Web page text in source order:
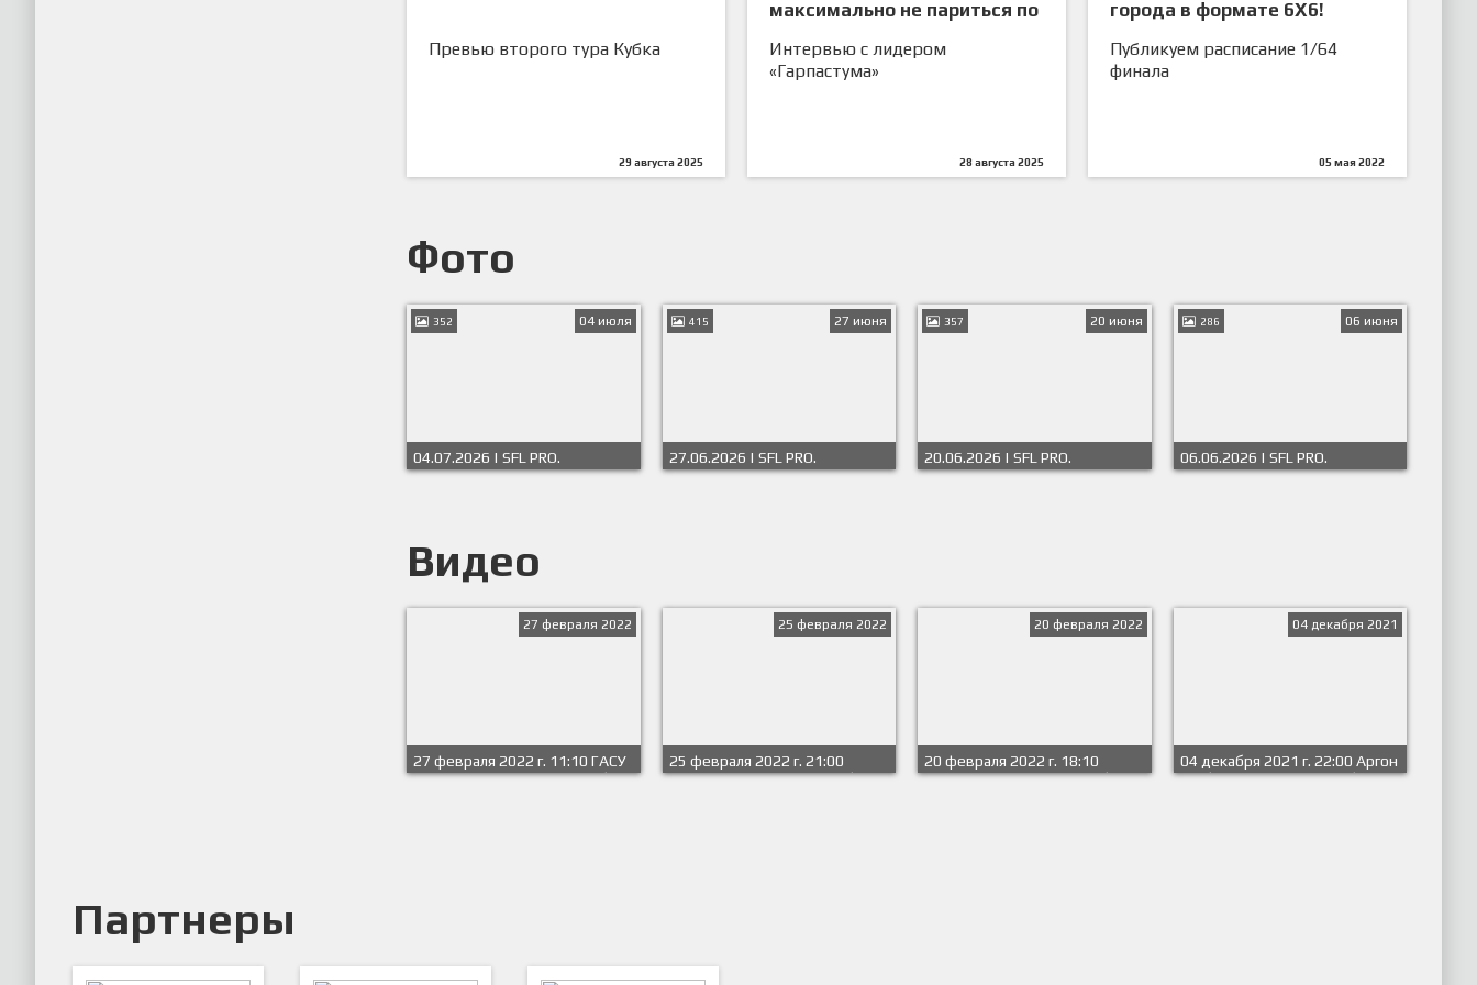
Превью второго тура Кубка
29 августа 2025
максимально не париться по
Интервью с лидером
«Гарпастума»
28 августа 2025
города в формате 6Х6!
Публикуем расписание 1/64
финала
05 мая 2022
Фото
04 июля
352
04.07.2026 | SFL PRO.
Чемпионат Весна-Лето 2026
27 июня
415
27.06.2026 | SFL PRO.
Чемпионат Весна-Лето 2026
20 июня
357
20.06.2026 | SFL PRO.
Чемпионат Весна-Лето 2026
06 июня
286
06.06.2026 | SFL PRO.
Чемпионат Весна-Лето 2026
Видео
27 февраля 2022
27 февраля 2022 г. 11:10 ГАСУ
- Гарпастум Last Dance (СПбГУ).
25 февраля 2022
25 февраля 2022 г. 21:00
Гарпастум Last Dance (СПбГУ) -
20 февраля 2022
20 февраля 2022 г. 18:10
Гарпастум Last Dance (СПбГУ) -
04 декабря 2021
04 декабря 2021 г. 22:00 Аргон
(СПбПУ) - Гарпастум (СПбГУ)
Партнеры